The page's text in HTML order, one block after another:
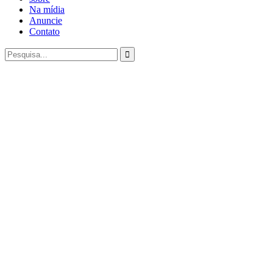
Na mídia
Anuncie
Contato